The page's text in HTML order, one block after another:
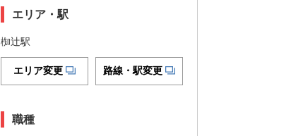
エリア・駅
椥辻駅
エリア変更 路線・駅変更
職種